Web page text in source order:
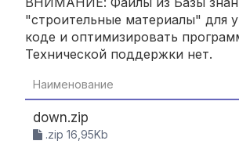
"строительные материалы" для
коде и оптимизировать
Технической поддержки нет.
Наименование
down.zip
.zip 16,95Kb